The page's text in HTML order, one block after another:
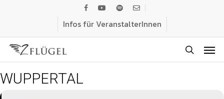
content
facebook
youtubespotifyemail
Infos für VeranstalterInnen
WUPPERTAL